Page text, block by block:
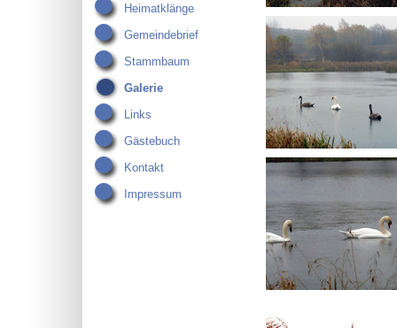
Heimatklänge
Gemeindebrief
Stammbaum
Galerie
Links
Gästebuch
Kontakt
Impressum